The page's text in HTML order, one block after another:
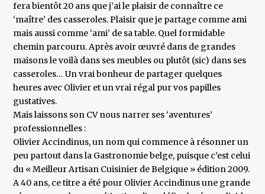
fera bientôt 20 ans que j’ai le plaisir de connaître ce
‘maître’ des casseroles. Plaisir que je partage comme ami
mais aussi comme ‘ami’ de sa table. Quel formidable
chemin parcouru. Après avoir œuvré dans de grandes
maisons le voilà dans ses meubles ou plutôt (sic) dans ses
casseroles… Un vrai bonheur de partager quelques
heures avec Olivier et un vrai régal pur vos papilles
gustatives.
Mais laissons son CV nous narrer ses ‘aventures’
professionnelles :
Olivier Accindinus, un nom qui commence à résonner un
peu partout dans la Gastronomie belge, puisque c’est celui
du « Meilleur Artisan Cuisinier de Belgique » édition 2009.
A 40 ans, ce titre a été pour Olivier Accindinus une grande